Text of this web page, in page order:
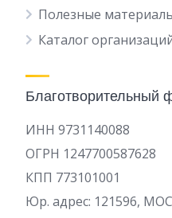
Полезные
Каталог
Благотворительный
ИНН 9731140088
ОГРН 1247700587628
КПП 773101001
Юр. адрес: 121596,